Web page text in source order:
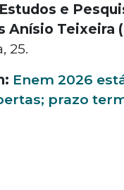
e
Anísio Teixeira
25.
Enem 2026
prazo